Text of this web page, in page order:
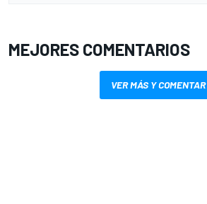
MEJORES COMENTARIOS
VER MÁS Y COMENTAR